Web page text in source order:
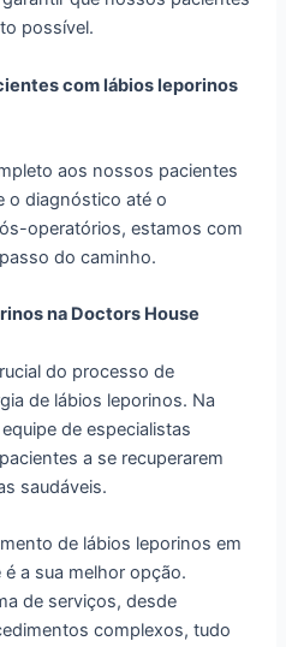
possível.
com lábios leporinos
aos nossos pacientes
o diagnóstico até o
operatórios, estamos com
do caminho.
na Doctors House
do processo de
de lábios leporinos. Na
de especialistas
a se recuperarem
saudáveis.
de lábios leporinos em
a sua melhor opção.
de serviços, desde
complexos, tudo